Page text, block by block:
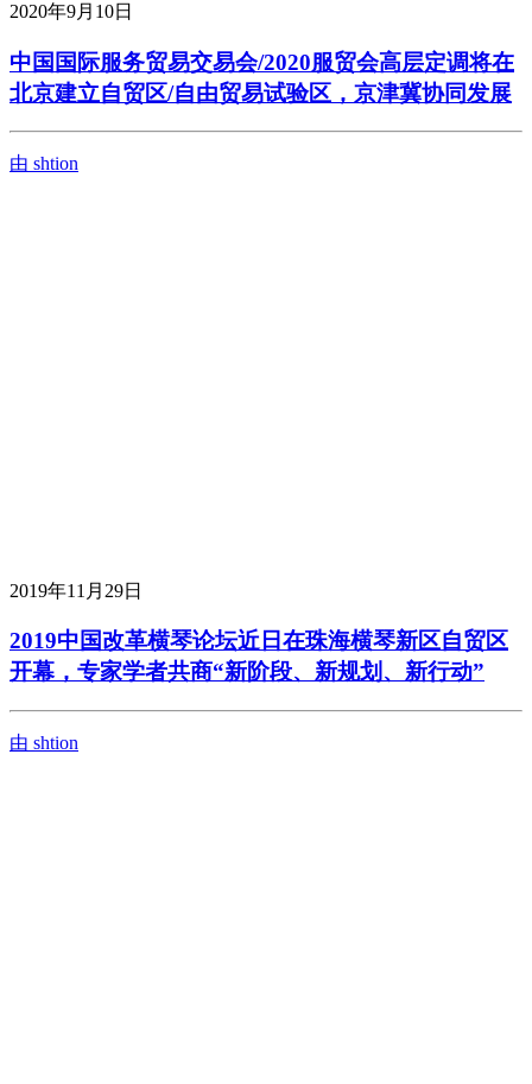
2020年9月10日
中国国际服务贸易交易会/2020服贸会高层定调将在
北京建立自贸区/自由贸易试验区，京津冀协同发展
由 shtion
2019年11月29日
2019中国改革横琴论坛近日在珠海横琴新区自贸区
开幕，专家学者共商“新阶段、新规划、新行动”
由 shtion